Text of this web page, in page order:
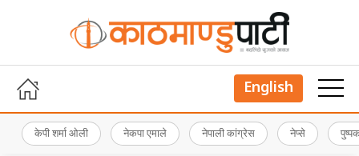
English
केपी शर्मा ओली नेकपा एमाले नेपाली कांग्रेस नेप्से